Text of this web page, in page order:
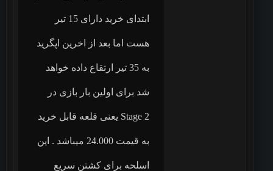
ابتدای خرید دارای 15 تیر
هست اما بعد از اخرین اپگرید
به 35 تیر ارتقاع داده خواهد
شد برای اولین بار بازی در
Stage 2 یعنی قلعه قابل خرید
به قیمت 24.000 میباشد . این
اسلحه برای کشتن سریع